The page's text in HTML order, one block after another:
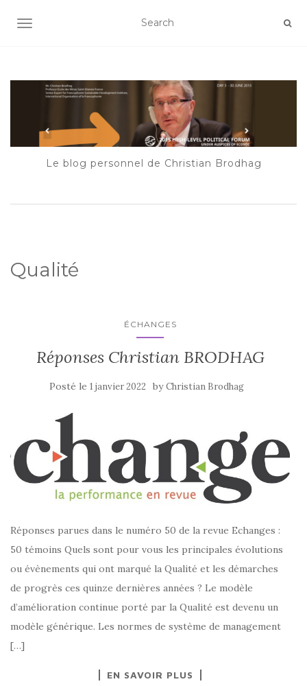
AFFICHER/MASQUER LA NAVIGATION
Le blog personnel de Christian Brodhag
Qualité
ÉCHANGES
Réponses Christian BRODHAG
Posté le 1 janvier 2022 byChristian Brodhag
Réponses parues dans le numéro 50 de la revue Echanges :
50 témoins Quels sont pour vous les principales évolutions
ou évènements qui ont marqué la Qualité et les démarches
de progrès ces quinze dernières années ? Le modèle
d’amélioration continue porté par la Qualité est devenu un
modèle générique. Les normes de système de management
[…]
EN SAVOIR PLUS